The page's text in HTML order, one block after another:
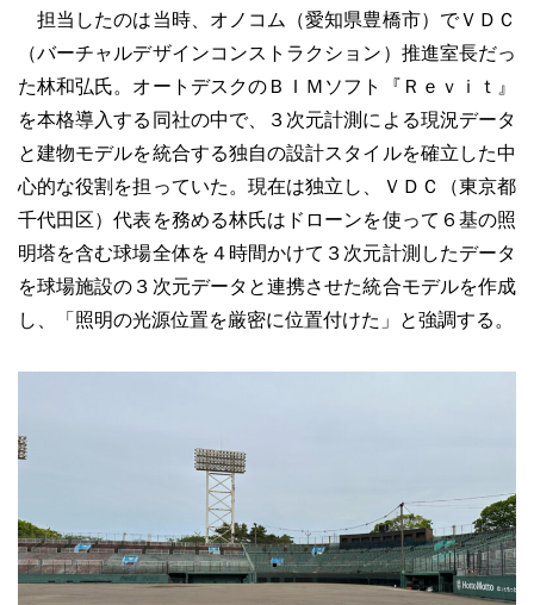
担当したのは当時、オノコム（愛知県豊橋市）でＶＤＣ
（バーチャルデザインコンストラクション）推進室長だっ
た林和弘氏。オートデスクのＢＩＭソフト『Ｒｅｖｉｔ』
を本格導入する同社の中で、３次元計測による現況データ
と建物モデルを統合する独自の設計スタイルを確立した中
心的な役割を担っていた。現在は独立し、ＶＤＣ（東京都
千代田区）代表を務める林氏はドローンを使って６基の照
明塔を含む球場全体を４時間かけて３次元計測したデータ
を球場施設の３次元データと連携させた統合モデルを作成
し、「照明の光源位置を厳密に位置付けた」と強調する。